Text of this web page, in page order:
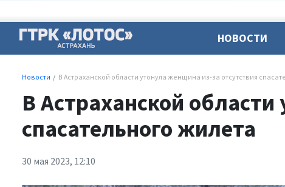
НОВОСТИ
Новости В Астраханской области утонула женщина из-за отсутствия
В Астраханской
спасательного жилета
30 мая 2023, 12:10